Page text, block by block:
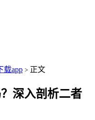
载app > 正文
深入剖析二者